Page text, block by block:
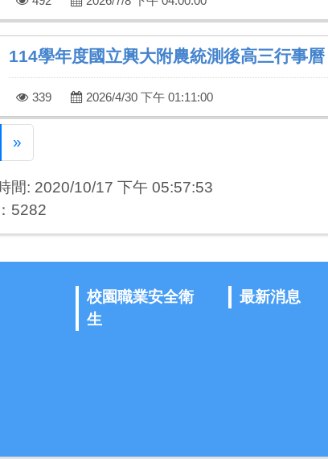
114學年度國立興大附農統測後高三行事曆
339 2026/4/30 下午 01:11:00
»Next
間: 2020/10/17 下午 05:57:53
5282
校園職業安全衛
生
最新消息